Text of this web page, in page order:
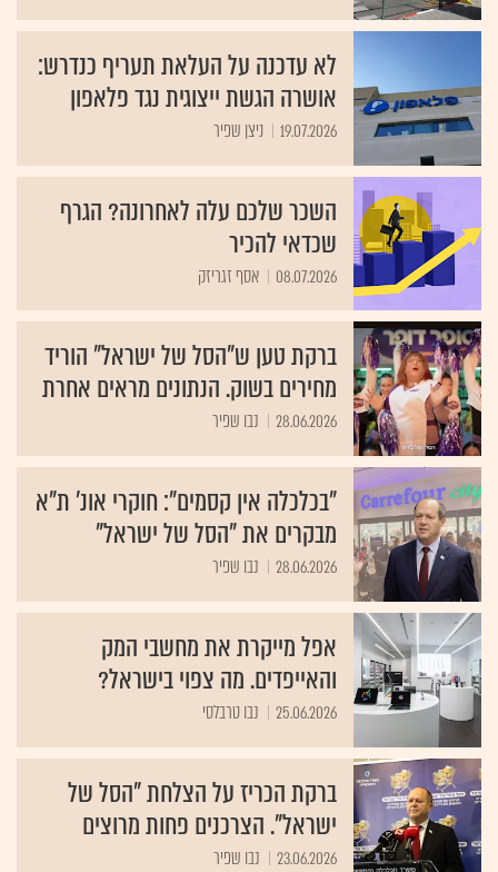
לא עדכנה על העלאת תעריף כנדרש:
אושרה הגשת ייצוגית נגד פלאפון
19.07.2026 ניצן שפיר
השכר שלכם עלה לאחרונה? הגרף
שכדאי להכיר
08.07.2026 אסף זגריזק
ברקת טען ש"הסל של ישראל" הוריד
מחירים בשוק. הנתונים מראים אחרת
28.06.2026 נבו שפיר
"בכלכלה אין קסמים": חוקרי אונ' ת"א
מבקרים את "הסל של ישראל"
28.06.2026 נבו שפיר
אפל מייקרת את מחשבי המק
והאייפדים. מה צפוי בישראל?
25.06.2026 נבו טרבלסי
ברקת הכריז על הצלחת "הסל של
ישראל". הצרכנים פחות מרוצים
23.06.2026 נבו שפיר